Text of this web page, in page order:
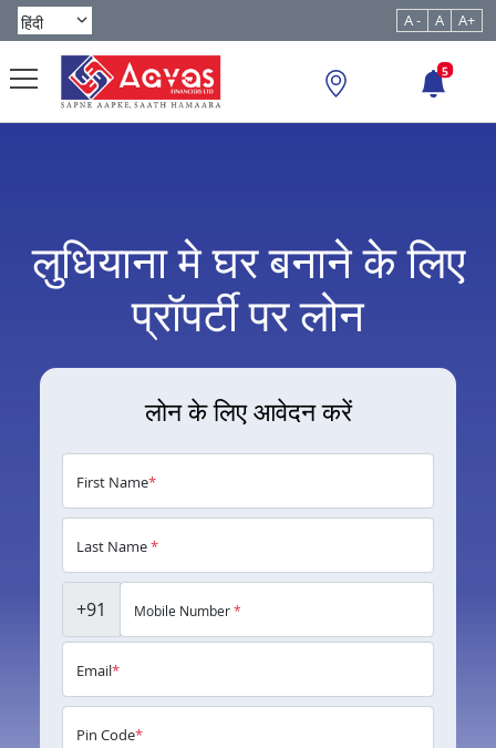
A - A A+
5
लुधियाना मे घर बनाने के लिए
प्रॉपर्टी पर लोन
लोन के लिए आवेदन करें
First Name*
Last Name*
+91 Mobile Number*
Email*
Pin Code*